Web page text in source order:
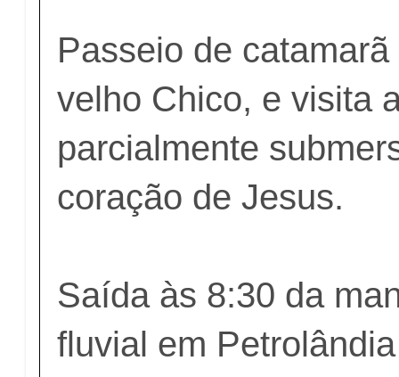
Passeio de
velho Chico, e visita
parcialmente
coração de Jesus.
Saída às 8:30 da
fluvial em